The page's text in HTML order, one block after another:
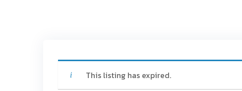
This listing has expired.